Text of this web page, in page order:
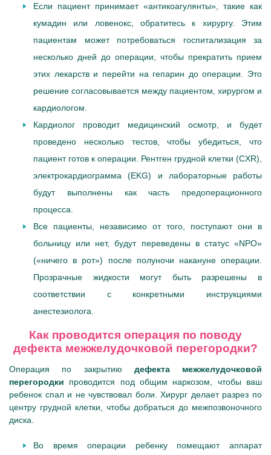
Если пациент принимает «антикоагулянты», такие как
кумадин или ловенокс, обратитесь к хирургу. Этим
пациентам может потребоваться госпитализация за
несколько дней до операции, чтобы прекратить прием
этих лекарств и перейти на гепарин до операции. Это
решение согласовывается между пациентом, хирургом и
кардиологом.
Кардиолог проводит медицинский осмотр, и будет
проведено несколько тестов, чтобы убедиться, что
пациент готов к операции. Рентген грудной клетки (CXR),
электрокардиограмма (EKG) и лабораторные работы
будут выполнены как часть предоперационного
процесса.
Все пациенты, независимо от того, поступают они в
больницу или нет, будут переведены в статус «NPO»
(«ничего в рот») после полуночи накануне операции.
Прозрачные жидкости могут быть разрешены в
соответствии с конкретными инструкциями
анестезиолога.
Как проводится операция по поводу
дефекта межжелудочковой перегородки?
Операция по закрытию дефекта межжелудочковой
перегородки проводится под общим наркозом, чтобы ваш
ребенок спал и не чувствовал боли. Хирург делает разрез по
центру грудной клетки, чтобы добраться до межпозвоночного
диска.
Во время операции ребенку помещают аппарат